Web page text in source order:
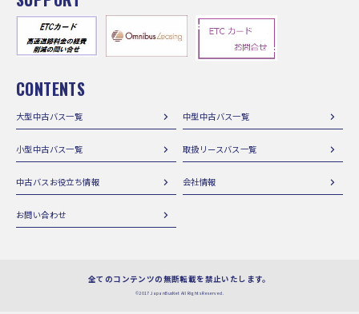
CONTENTS
大型中古バス一覧 中型中古バス一覧
小型中古バス一覧 取扱リースバス一覧
中古バスお役立ち情報 会社情報
お問い合わせ
全てのコンテンツの無断転載を禁止いたします。
©2017 JapanBusNet All Rights Reserved.